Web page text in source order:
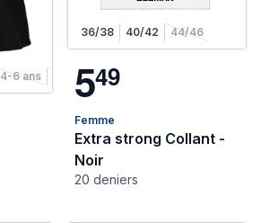
4-6 ans 6-8 ans
36/38 40/42 44/46
549
Femme
Extra strong Collant -
Noir
20 deniers